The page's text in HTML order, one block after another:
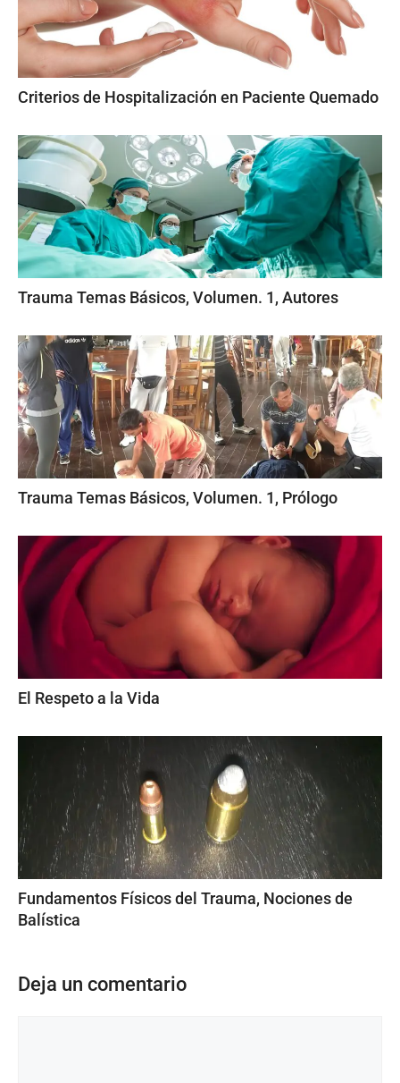
Criterios de Hospitalización en Paciente Quemado
Trauma Temas Básicos, Volumen. 1, Autores
Trauma Temas Básicos, Volumen. 1, Prólogo
El Respeto a la Vida
Fundamentos Físicos del Trauma, Nociones de
Balística
Deja un comentario